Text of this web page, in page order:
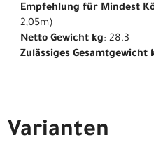
Empfehlung für Mindest
2,05m)
Netto Gewicht kg: 28.3
Zulässiges Gesamtgewicht
Varianten